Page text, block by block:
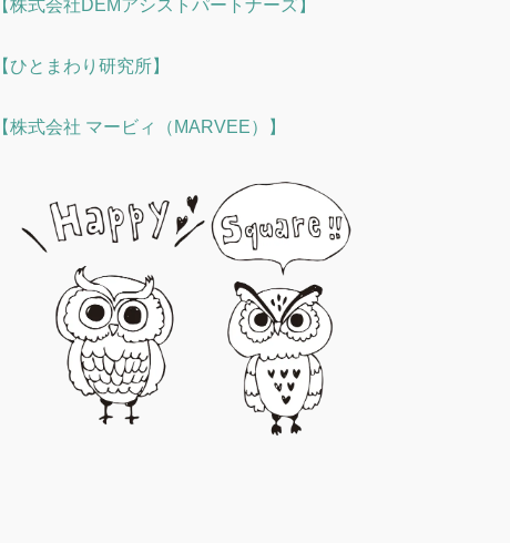
【株式会社DEMアシストパートナーズ】
【ひとまわり研究所】
【株式会社 マービィ（MARVEE）】